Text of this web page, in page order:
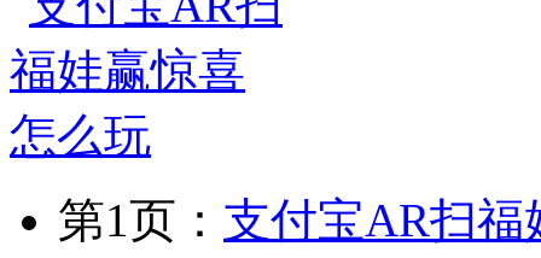
第1页： 支付宝AR扫福